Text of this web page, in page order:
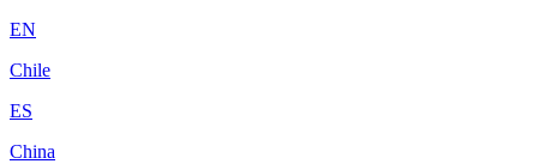
EN
Chile
ES
China